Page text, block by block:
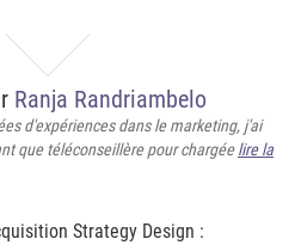
Ranja Randriambelo
d'expériences dans le marketing, j'ai
que téléconseillère pour chargéelire la
Strategy Design :